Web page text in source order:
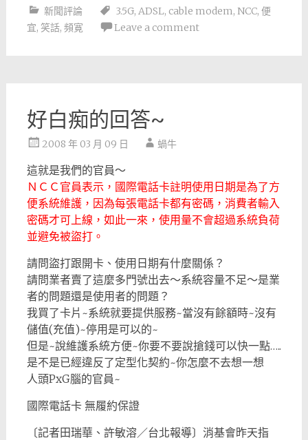
新聞評論 3.5G, ADSL, cable modem, NCC, 便
宜, 笑話, 頻寛 Leave a comment
好白痴的回答~
2008 年 03 月 09 日 蝸牛
這就是我們的官員～
ＮＣＣ官員表示，國際電話卡註明使用日期是為了方
便系統維護，因為每張電話卡都有密碼，消費者輸入
密碼才可上線，如此一來，使用量不會超過系統負荷
並避免被盜打。
請問盜打跟開卡、使用日期有什麼關係？
請問業者賣了這麼多門號出去～系統容量不足～是業
者的問題還是使用者的問題？
我買了卡片~系統就要提供服務~當沒有餘額時~沒有
儲值(充值)~停用是可以的~
但是~說維護系統方便~你要不要說搶錢可以快一點…..
是不是已經違反了定型化契約~你怎麼不去想一想
人頭PxG腦的官員~
國際電話卡 無履約保證
〔記者田瑞華、許敏溶／台北報導〕消基會昨天指